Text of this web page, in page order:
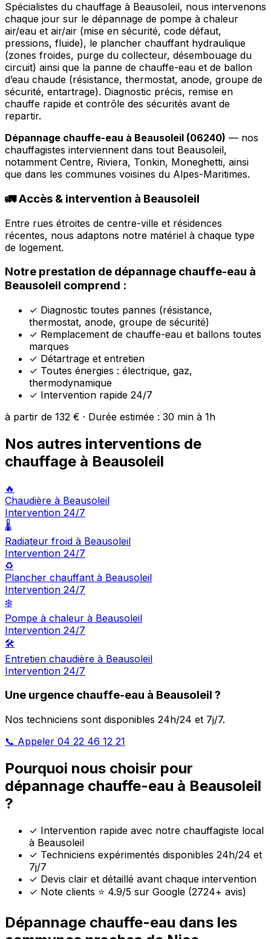
Spécialistes du chauffage à Beausoleil, nous intervenons
chaque jour sur le dépannage de pompe à chaleur
air/eau et air/air (mise en sécurité, code défaut,
pressions, fluide), le plancher chauffant hydraulique
(zones froides, purge du collecteur, désembouage du
circuit) ainsi que la panne de chauffe-eau et de ballon
d’eau chaude (résistance, thermostat, anode, groupe de
sécurité, entartrage). Diagnostic précis, remise en
chauffe rapide et contrôle des sécurités avant de
repartir.
Dépannage chauffe-eau à Beausoleil (06240) — nos
chauffagistes interviennent dans tout Beausoleil,
notamment Centre, Riviera, Tonkin, Moneghetti, ainsi
que dans les communes voisines du Alpes-Maritimes.
🚛 Accès & intervention à Beausoleil
Entre rues étroites de centre-ville et résidences
récentes, nous adaptons notre matériel à chaque type
de logement.
Notre prestation de dépannage chauffe-eau à
Beausoleil comprend :
✓ Diagnostic toutes pannes (résistance,
thermostat, anode, groupe de sécurité)
✓ Remplacement de chauffe-eau et ballons toutes
marques
✓ Détartrage et entretien
✓ Toutes énergies : électrique, gaz,
thermodynamique
✓ Intervention rapide 24/7
à partir de 132 € · Durée estimée : 30 min à 1h
Nos autres interventions de
chauffage à Beausoleil
🔥
Chaudière à Beausoleil
Intervention 24/7
🌡️
Radiateur froid à Beausoleil
Intervention 24/7
♻️
Plancher chauffant à Beausoleil
Intervention 24/7
❄️
Pompe à chaleur à Beausoleil
Intervention 24/7
🛠️
Entretien chaudière à Beausoleil
Intervention 24/7
Une urgence chauffe-eau à Beausoleil ?
Nos techniciens sont disponibles 24h/24 et 7j/7.
📞 Appeler 04 22 46 12 21
Pourquoi nous choisir pour
dépannage chauffe-eau à Beausoleil
?
✓ Intervention rapide avec notre chauffagiste local
à Beausoleil
✓ Techniciens expérimentés disponibles 24h/24 et
7j/7
✓ Devis clair et détaillé avant chaque intervention
✓ Note clients ⭐ 4.9/5 sur Google (2724+ avis)
Dépannage chauffe-eau dans les